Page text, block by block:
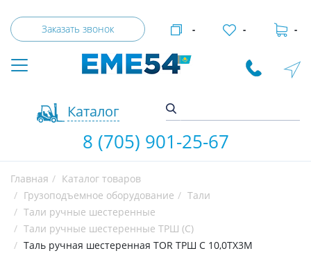
Заказать звонок
Каталог
- - -
8 (705) 901-25-67
Главная
Каталог товаров
Грузоподъемное оборудование
Тали
Тали ручные шестеренные
Тали ручные шестеренные ТРШ (С)
Таль ручная шестеренная TOR ТРШ C 10,0ТХ3М